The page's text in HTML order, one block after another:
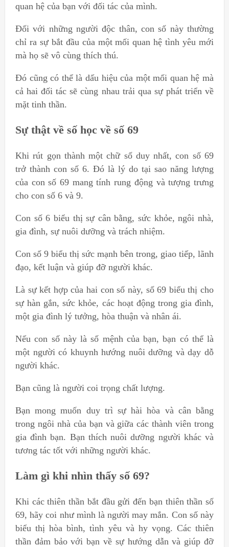
quan hệ của bạn với đối tác của mình.
Đối với những người độc thân, con số này thường
chỉ ra sự bắt đầu của một mối quan hệ tình yêu mới
mà họ sẽ vô cùng thích thú.
Đó cũng có thể là dấu hiệu của một mối quan hệ mà
cả hai đối tác sẽ cùng nhau trải qua sự phát triển về
mặt tinh thần.
Sự thật về số học về số 69
Khi rút gọn thành một chữ số duy nhất, con số 69
trở thành con số 6. Đó là lý do tại sao năng lượng
của con số 69 mang tính rung động và tượng trưng
cho con số 6 và 9.
Con số 6 biểu thị sự cân bằng, sức khỏe, ngôi nhà,
gia đình, sự nuôi dưỡng và trách nhiệm.
Con số 9 biểu thị sức mạnh bên trong, giao tiếp, lãnh
đạo, kết luận và giúp đỡ người khác.
Là sự kết hợp của hai con số này, số 69 biểu thị cho
sự hàn gắn, sức khỏe, các hoạt động trong gia đình,
một gia đình lý tưởng, hòa thuận và nhân ái.
Nếu con số này là số mệnh của bạn, bạn có thể là
một người có khuynh hướng nuôi dưỡng và dạy dỗ
người khác.
Bạn cũng là người coi trọng chất lượng.
Bạn mong muốn duy trì sự hài hòa và cân bằng
trong ngôi nhà của bạn và giữa các thành viên trong
gia đình bạn. Bạn thích nuôi dưỡng người khác và
tương tác tốt với những người khác.
Làm gì khi nhìn thấy số 69?
Khi các thiên thần bắt đầu gửi đến bạn thiên thần số
69, hãy coi như mình là người may mắn. Con số này
biểu thị hòa bình, tình yêu và hy vọng. Các thiên
thần đảm bảo với bạn về sự hướng dẫn và giúp đỡ